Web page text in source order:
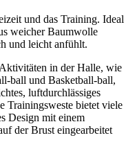
und das Training. Ideal
weicher Baumwolle
und leicht anfühlt.
in der Halle, wie
ball und Basketball-ball,
luftdurchlässiges
Trainingsweste bietet viele
Design mit einem
der Brust eingearbeitet